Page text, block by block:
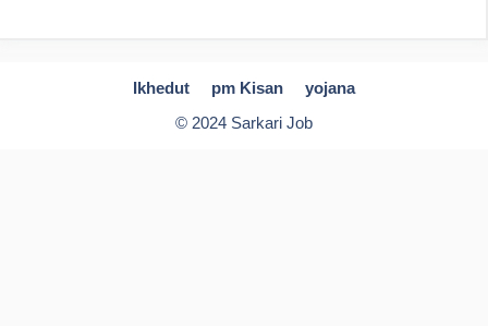
Ikhedut pm Kisan
yojana
© 2024 Sarkari Job